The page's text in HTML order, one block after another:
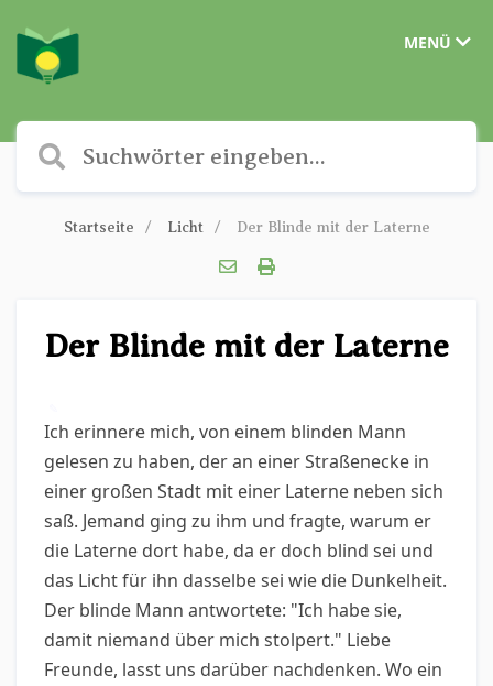
MENÜ
Startseite Licht Der Blinde mit der Laterne
Der Blinde mit der Laterne
Ich erinnere mich, von einem blinden Mann
gelesen zu haben, der an einer Straßenecke in
einer großen Stadt mit einer Laterne neben sich
saß. Jemand ging zu ihm und fragte, warum er
die Laterne dort habe, da er doch blind sei und
das Licht für ihn dasselbe sei wie die Dunkelheit.
Der blinde Mann antwortete: "Ich habe sie,
damit niemand über mich stolpert." Liebe
Freunde, lasst uns darüber nachdenken. Wo ein